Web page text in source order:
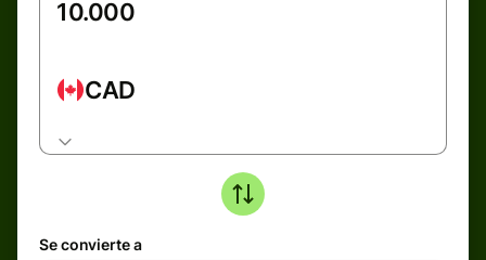
CAD
Se convierte a